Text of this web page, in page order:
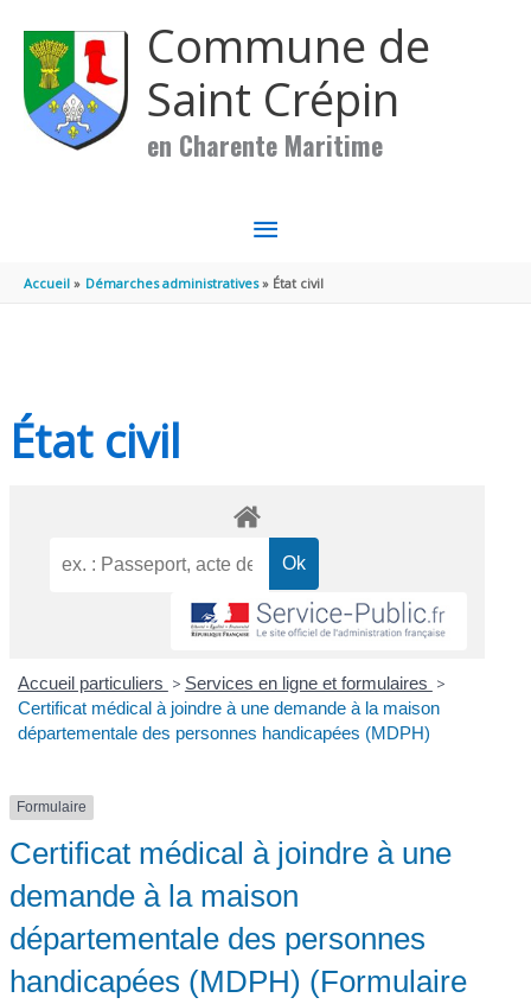
Commune de
Saint Crépin
en Charente Maritime
MENU
PRINCIPAL
Accueil Démarches administratives État civil
État civil
Accueil particuliers > Services en ligne et formulaires >
Certificat médical à joindre à une demande à la maison
départementale des personnes handicapées (MDPH)
Formulaire
Certificat médical à joindre à une
demande à la maison
départementale des personnes
handicapées (MDPH) (Formulaire